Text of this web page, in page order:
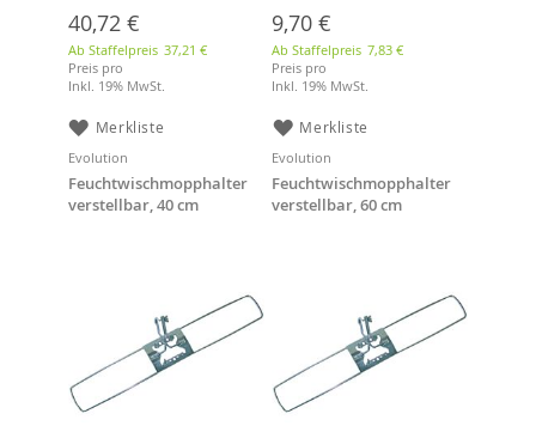
40,72 €
Ab Staffelpreis 37,21 €
Preis pro
Inkl. 19% MwSt.
Merkliste
9,70 €
Ab Staffelpreis 7,83 €
Preis pro
Inkl. 19% MwSt.
Merkliste
Evolution
Feuchtwischmopphalter
verstellbar, 40 cm
Evolution
Feuchtwischmopphalter
verstellbar, 60 cm